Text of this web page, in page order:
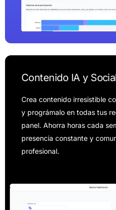
Contenido IA y Socia
Crea contenido irresistible
y prográmalo en todas tus
panel. Ahorra horas cada
presencia constante y
profesional.